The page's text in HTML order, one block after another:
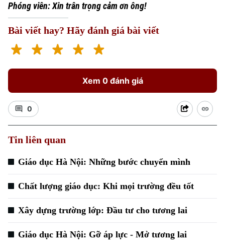
Xe máy
Thị trường
Đánh giá
Tuyển sinh
Hướng nghiệp
Tin tức
Sức khỏe
Y tế
Dinh dưỡng
Tư vấn sức khỏe
Thể thao
Tin tức
Sao
Đã phát sóng
Phóng viên: Xin trân trọng cảm ơn ông!
Bài viết hay? Hãy đánh giá bài viết
Xem 0 đánh giá
0
Tin liên quan
Giáo dục Hà Nội: Những bước chuyển mình
Chất lượng giáo dục: Khi mọi trường đều tốt
Xây dựng trường lớp: Đầu tư cho tương lai
Giáo dục Hà Nội: Gỡ áp lực - Mở tương lai